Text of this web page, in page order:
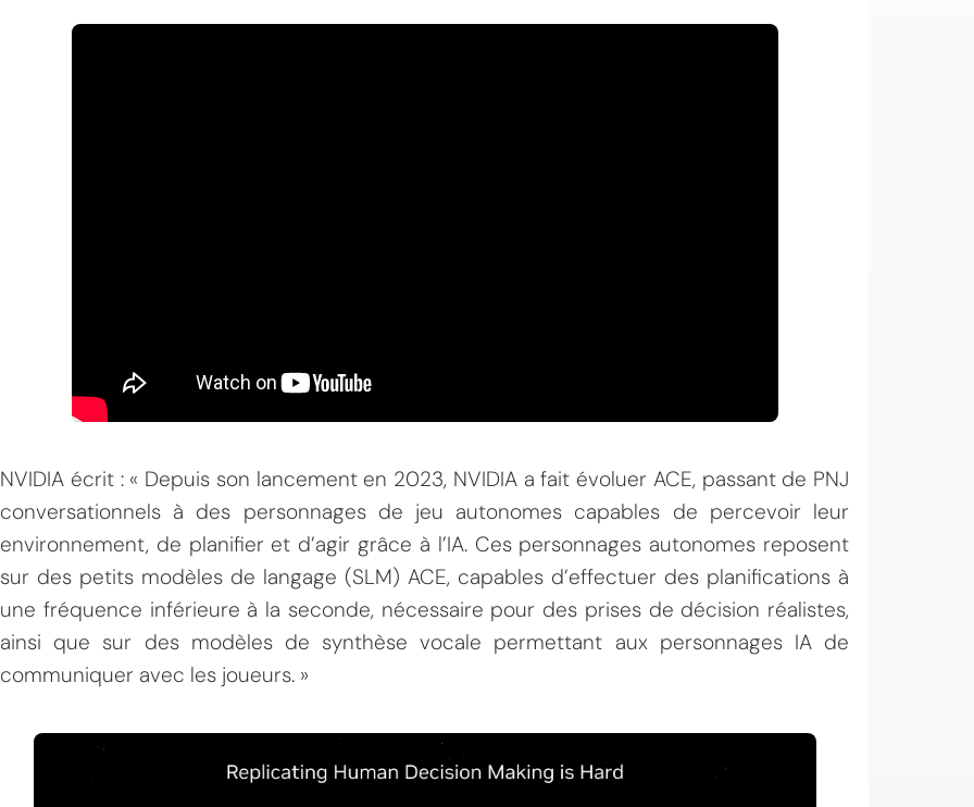
NVIDIA écrit : « Depuis son lancement en 2023, NVIDIA a fait évoluer ACE, passant de PNJ
conversationnels à des personnages de jeu autonomes capables de percevoir leur
environnement, de planifier et d’agir grâce à l’IA. Ces personnages autonomes reposent
sur des petits modèles de langage (SLM) ACE, capables d’effectuer des planifications à
une fréquence inférieure à la seconde, nécessaire pour des prises de décision réalistes,
ainsi que sur des modèles de synthèse vocale permettant aux personnages IA de
communiquer avec les joueurs. »